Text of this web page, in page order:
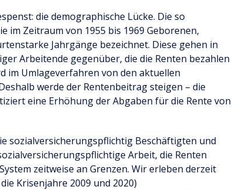
die demographische Lücke. Die so
im Zeitraum von 1955 bis 1969 Geborenen,
Jahrgänge bezeichnet. Diese gehen in
Arbeitende gegenüber, die die Renten bezahlen
im Umlageverfahren von den aktuellen
werde der Rentenbeitrag steigen – die
eine Erhöhung der Abgaben für die Rente von
sozialversicherungspflichtig Beschäftigten und
Arbeit, die Renten
zeitweise an Grenzen. Wir erleben derzeit
Krisenjahre 2009 und 2020)